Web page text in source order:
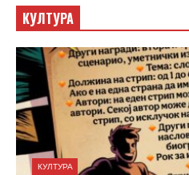
КУЛТУРА
КУЛТУРА